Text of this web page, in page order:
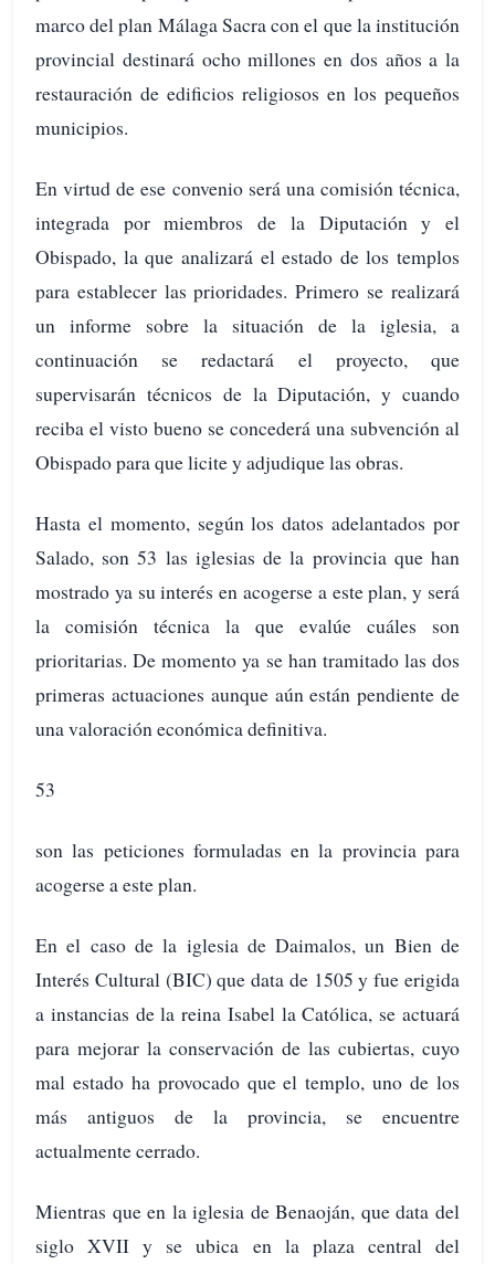
marco del plan Málaga Sacra con el que la institución
provincial destinará ocho millones en dos años a la
restauración de edificios religiosos en los pequeños
municipios.
En virtud de ese convenio será una comisión técnica,
integrada por miembros de la Diputación y el
Obispado, la que analizará el estado de los templos
para establecer las prioridades. Primero se realizará
un informe sobre la situación de la iglesia, a
continuación se redactará el proyecto, que
supervisarán técnicos de la Diputación, y cuando
reciba el visto bueno se concederá una subvención al
Obispado para que licite y adjudique las obras.
Hasta el momento, según los datos adelantados por
Salado, son 53 las iglesias de la provincia que han
mostrado ya su interés en acogerse a este plan, y será
la comisión técnica la que evalúe cuáles son
prioritarias. De momento ya se han tramitado las dos
primeras actuaciones aunque aún están pendiente de
una valoración económica definitiva.
53
son las peticiones formuladas en la provincia para
acogerse a este plan.
En el caso de la iglesia de Daimalos, un Bien de
Interés Cultural (BIC) que data de 1505 y fue erigida
a instancias de la reina Isabel la Católica, se actuará
para mejorar la conservación de las cubiertas, cuyo
mal estado ha provocado que el templo, uno de los
más antiguos de la provincia, se encuentre
actualmente cerrado.
Mientras que en la iglesia de Benaoján, que data del
siglo XVII y se ubica en la plaza central del